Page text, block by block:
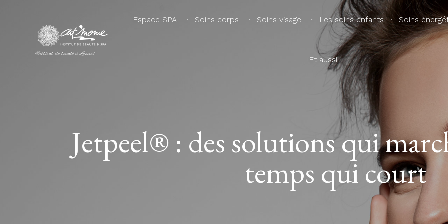
Institut de beauté à Lezoux
Espace SPA Soins corps Soins visage Les soins enfants Soins
Et aussi...
Jetpeel® : des solutions qui
temps qui court